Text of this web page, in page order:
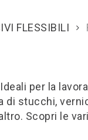
FLESSIBILI
Ideali per la
di stucchi,
Scopri le